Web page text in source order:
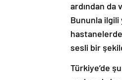
ardından da
Bununla
sesli bir
Türkiye’de